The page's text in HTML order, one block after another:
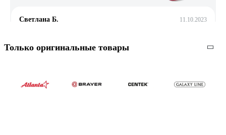
Светлана Б. 11.10.2023
Отзыв о KITFORT КТ-980
Только оригинальные товары